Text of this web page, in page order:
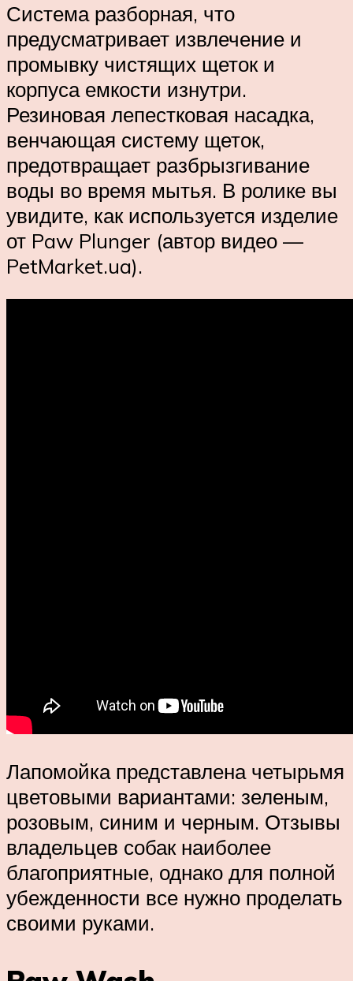
Система разборная, что
предусматривает извлечение и
промывку чистящих щеток и
корпуса емкости изнутри.
Резиновая лепестковая насадка,
венчающая систему щеток,
предотвращает разбрызгивание
воды во время мытья. В ролике вы
увидите, как используется изделие
от Paw Plunger (автор видео —
PetMarket.ua).
Лапомойка представлена четырьмя
цветовыми вариантами: зеленым,
розовым, синим и черным. Отзывы
владельцев собак наиболее
благоприятные, однако для полной
убежденности все нужно проделать
своими руками.